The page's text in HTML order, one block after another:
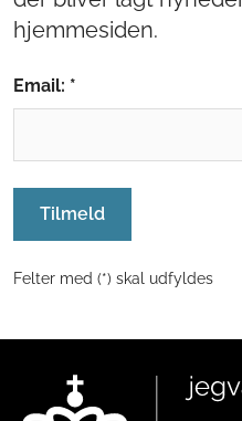
hjemmesiden.
Email: *
Tilmeld
Felter med (*) skal udfyldes